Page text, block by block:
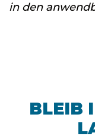
in den
BLEIB